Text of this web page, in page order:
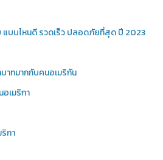
แบบไหนดี รวดเร็ว ปลอดภัยที่สุด ปี 2023
บาทมากกับคนอเมริกัน
อเมริกา
กา